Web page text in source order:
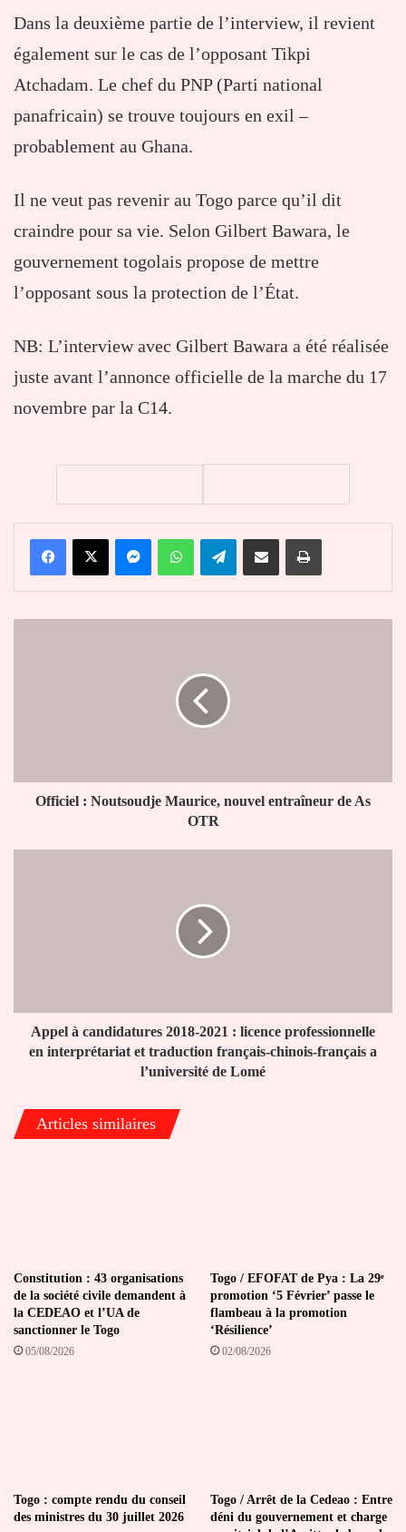
Dans la deuxième partie de l’interview, il revient
également sur le cas de l’opposant Tikpi
Atchadam. Le chef du PNP (Parti national
panafricain) se trouve toujours en exil –
probablement au Ghana.
Il ne veut pas revenir au Togo parce qu’il dit
craindre pour sa vie. Selon Gilbert Bawara, le
gouvernement togolais propose de mettre
l’opposant sous la protection de l’État.
NB: L’interview avec Gilbert Bawara a été réalisée
juste avant l’annonce officielle de la marche du 17
novembre par la C14.
FacebookX MessengerWhatsAppTelegramPartager par email Imprimer
OTR
Officiel : Noutsoudje Maurice, nouvel entraîneur de As
OTR
en
interprétariat
chinois-
français
Appel à candidatures 2018-2021 : licence professionnelle
en interprétariat et traduction français-chinois-français a
l’université de Lomé
Articles similaires
Constitution : 43 organisations
de la société civile demandent à
la CEDEAO et l’UA de
sanctionner le Togo
05/08/2026
Togo / EFOFAT de Pya : La 29ᵉ
promotion ‘5 Février’ passe le
flambeau à la promotion
‘Résilience’
02/08/2026
Togo : compte rendu du conseil
des ministres du 30 juillet 2026
Togo / Arrêt de la Cedeao : Entre
déni du gouvernement et charge